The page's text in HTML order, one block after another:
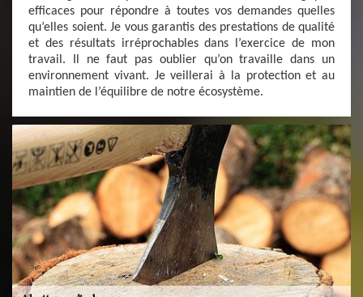
efficaces pour répondre à toutes vos demandes quelles
qu’elles soient. Je vous garantis des prestations de qualité
et des résultats irréprochables dans l’exercice de mon
travail. Il ne faut pas oublier qu’on travaille dans un
environnement vivant. Je veillerai à la protection et au
maintien de l’équilibre de notre écosystème.